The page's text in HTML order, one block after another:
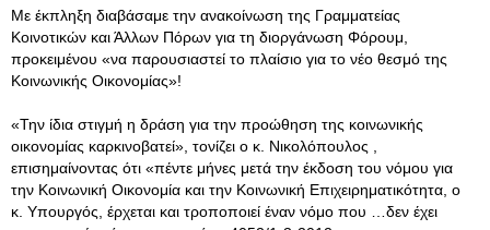
Με έκπληξη διαβάσαμε την ανακοίνωση της Γραμματείας
Κοινοτικών και Άλλων Πόρων για τη διοργάνωση Φόρουμ,
προκειμένου «να παρουσιαστεί το πλαίσιο για το νέο θεσμό της
Κοινωνικής Οικονομίας»!
«Την ίδια στιγμή η δράση για την προώθηση της κοινωνικής
οικονομίας καρκινοβατεί», τονίζει ο κ. Νικολόπουλος ,
επισημαίνοντας ότι «πέντε μήνες μετά την έκδοση του νόμου για
την Κοινωνική Οικονομία και την Κοινωνική Επιχειρηματικότητα, ο
κ. Υπουργός, έρχεται και τροποποιεί έναν νόμο που …δεν έχει